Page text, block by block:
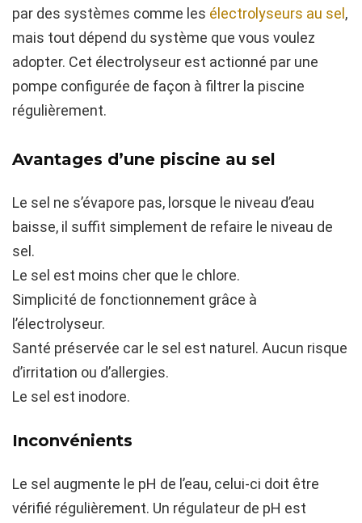
par des systèmes comme les électrolyseurs au sel ,
mais tout dépend du système que vous voulez
adopter. Cet électrolyseur est actionné par une
pompe configurée de façon à filtrer la piscine
régulièrement.
Avantages d’une piscine au sel
Le sel ne s’évapore pas, lorsque le niveau d’eau
baisse, il suffit simplement de refaire le niveau de
sel.
Le sel est moins cher que le chlore.
Simplicité de fonctionnement grâce à
l’électrolyseur.
Santé préservée car le sel est naturel. Aucun risque
d’irritation ou d’allergies.
Le sel est inodore.
Inconvénients
Le sel augmente le pH de l’eau, celui-ci doit être
vérifié régulièrement. Un régulateur de pH est